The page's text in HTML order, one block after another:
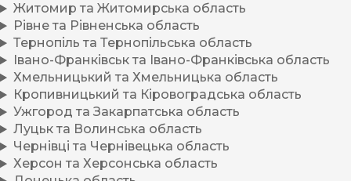
Житомир та Житомирська область
Рівне та Рівненська область
Тернопіль та Тернопільська область
Івано-Франківськ та Івано-Франківська область
Хмельницький та Хмельницька область
Кропивницький та Кіровоградська область
Ужгород та Закарпатська область
Луцьк та Волинська область
Чернівці та Чернівецька область
Херсон та Херсонська область